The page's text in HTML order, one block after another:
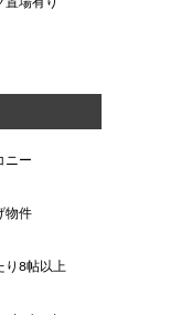
置場有り
ニー
物件
り8帖以上